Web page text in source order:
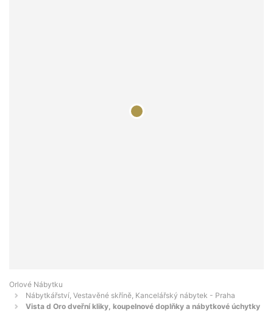
Orlové Nábytku
Nábytkářství, Vestavěné skříně, Kancelářský nábytek - Praha
Vista d Oro dveřní kliky, koupelnové doplňky a nábytkové úchytky